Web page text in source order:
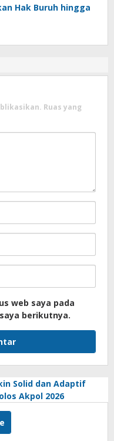
Hak Buruh hingga
Ruas yang
web saya pada
berikutnya.
Solid dan Adaptif
Akpol 2026